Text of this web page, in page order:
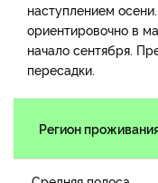
наступлением
ориентировочно в
начало сентября.
пересадки.
Регион